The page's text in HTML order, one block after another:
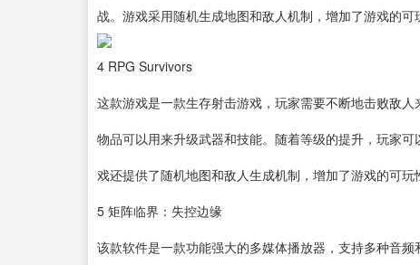
战。游戏采用随机生成地图和敌人机制，增加了游戏的可
4 RPG Survivors
这款游戏是一款生存射击游戏，玩家需要不断地击败敌
物品可以用来升级武器和技能。随着等级的提升，玩家
戏还提供了随机地图和敌人生成机制，增加了游戏的可玩
5 矩阵临界：失控边缘
该款软件是一款功能强大的多媒体播放器，支持多种音